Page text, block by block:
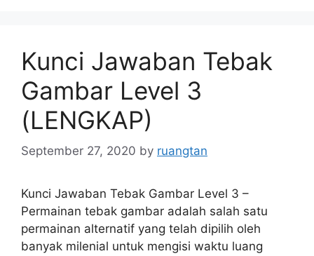
Kunci Jawaban Tebak
Gambar Level 3
(LENGKAP)
September 27, 2020 by ruangtan
Kunci Jawaban Tebak Gambar Level 3 –
Permainan tebak gambar adalah salah satu
permainan alternatif yang telah dipilih oleh
banyak milenial untuk mengisi waktu luang